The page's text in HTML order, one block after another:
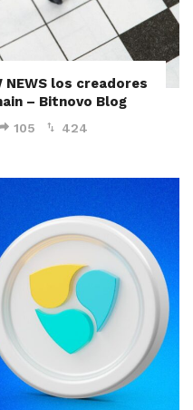
NEWS los creadores
– Bitnovo Blog
105 424